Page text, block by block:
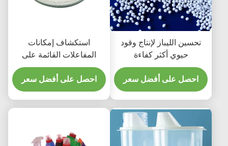
تحسين الليباز لإنتاج وقود
حيوي أكثر كفاءة
احصل على أفضل سعر
استكشاف إمكانات
المفاعلات القائمة على
الليباز لإنتاج وقود الديزل
الحيوي المستمر
احصل على أفضل سعر